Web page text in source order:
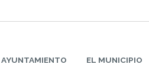
AYUNTAMIENTO EL MUNICIPIO